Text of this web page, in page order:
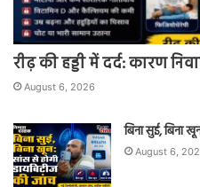
रीढ़ की हड्डी में दर्द: कारण
August 6, 2026
बिना सुई, बिना
August 6,